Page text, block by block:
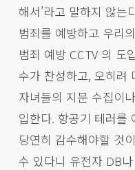
해서’라고 말하지 않는
범죄를 예방하고 우리
범죄 예방 CCTV 의 도
수가 찬성하고, 오히려
자녀들의 지문 수집이
입한다. 항공기 테러를
당연히 감수해야할 것
수 있다니 유전자 DB